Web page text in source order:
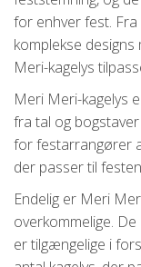
for enhver fest.
komplekse
Meri-kagelys
Meri Meri-kagelys
fra tal og
for festarrangører
der passer til
Endelig er Meri
overkommelige.
er tilgængelige i